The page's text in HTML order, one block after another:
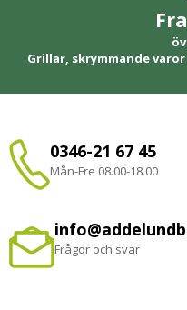
Grillar, skrymmande
0346-21 67 45
Mån-Fre 08.00-18.00
Frågor och svar